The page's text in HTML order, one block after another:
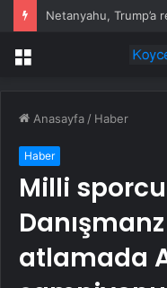
Netanyahu, Trump’a
Menü
Anasayfa / Haber
Haber
Milli
atlamada